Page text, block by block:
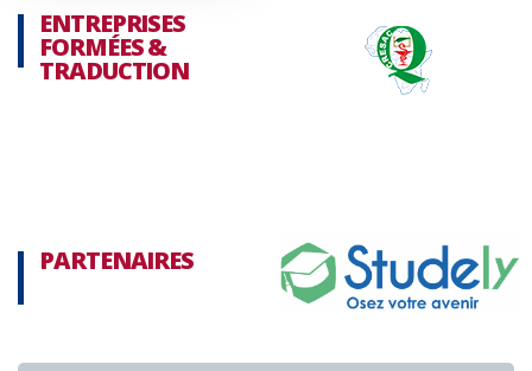
ENTREPRISES
FORMÉES &
TRADUCTION
PARTENAIRES